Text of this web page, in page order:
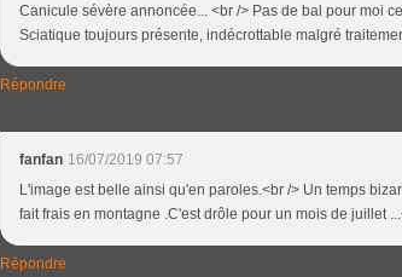
Canicule sévère annoncée... <br /> Pas de bal pour moi
Sciatique toujours présente, indécrottable malgré
Répondre
fanfan 16/07/2019 07:57
L'image est belle ainsi qu'en paroles.<br /> Un temps
fait frais en montagne .C'est drôle pour un mois de juillet
Répondre